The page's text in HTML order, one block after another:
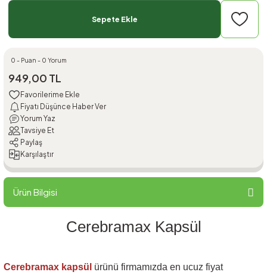
Sepete Ekle
0 - Puan - 0 Yorum
949,00 TL
Fiyatı Düşünce Haber Ver
Yorum Yaz
Tavsiye Et
Paylaş
Karşılaştır
Ürün Bilgisi
Cerebramax Kapsül
Cerebramax kapsül ürünü firmamızda en ucuz fiyat